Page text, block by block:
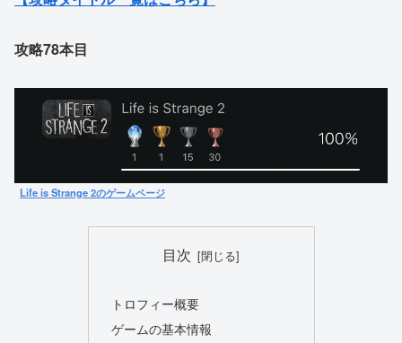
攻略78本目
Life is Strange 2のゲームページ
目次
トロフィー概要
ゲームの基本情報